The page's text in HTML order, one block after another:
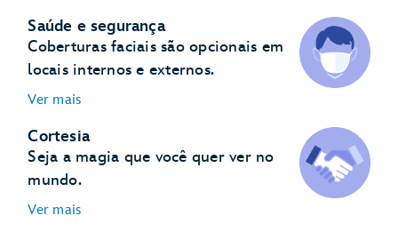
Saúde e segurança
Coberturas faciais são opcionais em
locais internos e externos.
Ver mais
Cortesia
Seja a magia que você quer ver no
mundo.
Ver mais